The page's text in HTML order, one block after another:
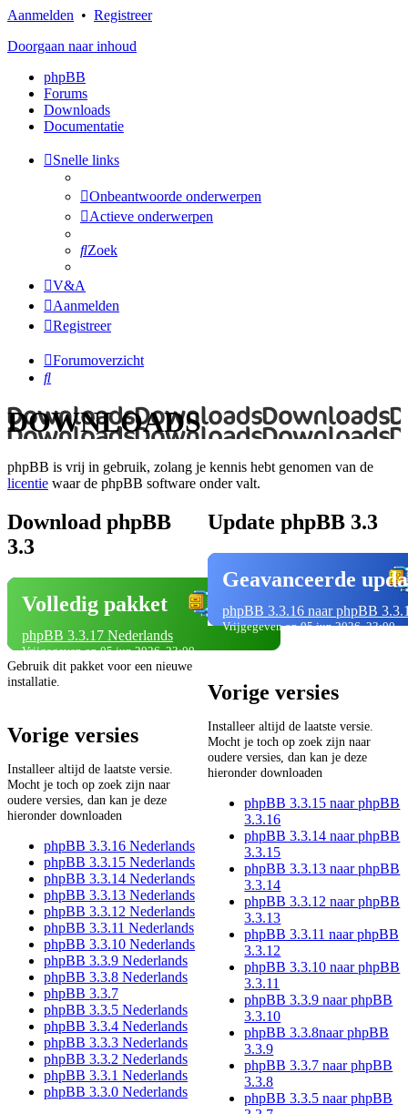
Aanmelden • Registreer
Doorgaan naar inhoud
phpBB
Forums
Downloads
Documentatie
Snelle links
Onbeantwoorde onderwerpen
Actieve onderwerpen
Zoek
V&A
Aanmelden
Registreer
Forumoverzicht
Zoek
DOWNLOADS
phpBB is vrij in gebruik, zolang je kennis hebt genomen van de
licentie waar de phpBB software onder valt.
Download phpBB
3.3
Volledig pakket
phpBB 3.3.17 Nederlands
Vrijgegeven op 05 jun 2026, 23:00
Gebruik dit pakket voor een nieuwe
installatie.
Vorige versies
Installeer altijd de laatste versie.
Mocht je toch op zoek zijn naar
oudere versies, dan kan je deze
hieronder downloaden
phpBB 3.3.16 Nederlands
phpBB 3.3.15 Nederlands
phpBB 3.3.14 Nederlands
phpBB 3.3.13 Nederlands
phpBB 3.3.12 Nederlands
phpBB 3.3.11 Nederlands
phpBB 3.3.10 Nederlands
phpBB 3.3.9 Nederlands
phpBB 3.3.8 Nederlands
phpBB 3.3.7
phpBB 3.3.5 Nederlands
phpBB 3.3.4 Nederlands
phpBB 3.3.3 Nederlands
phpBB 3.3.2 Nederlands
phpBB 3.3.1 Nederlands
phpBB 3.3.0 Nederlands
Update phpBB 3.3
Geavanceerde
phpBB 3.3.16 naar phpBB
Vrijgegeven op 05 jun 2026, 23:00
Vorige versies
Installeer altijd de laatste versie.
Mocht je toch op zoek zijn naar
oudere versies, dan kan je deze
hieronder downloaden
phpBB 3.3.15 naar phpBB
3.3.16
phpBB 3.3.14 naar phpBB
3.3.15
phpBB 3.3.13 naar phpBB
3.3.14
phpBB 3.3.12 naar phpBB
3.3.13
phpBB 3.3.11 naar phpBB
3.3.12
phpBB 3.3.10 naar phpBB
3.3.11
phpBB 3.3.9 naar phpBB
3.3.10
phpBB 3.3.8naar phpBB
3.3.9
phpBB 3.3.7 naar phpBB
3.3.8
phpBB 3.3.5 naar phpBB